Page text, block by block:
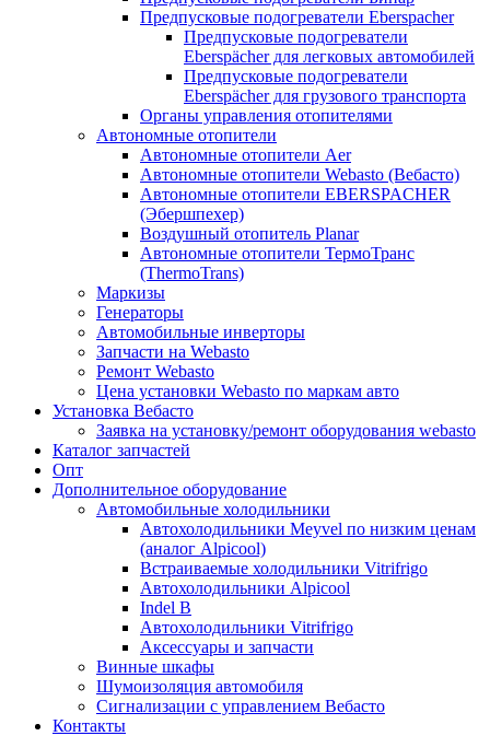
Предпусковые подогреватели Eberspacher
Предпусковые подогреватели
Eberspächer для легковых автомобилей
Предпусковые подогреватели
Eberspächer для грузового транспорта
Органы управления отопителями
Автономные отопители
Автономные отопители Аer
Автономные отопители Webasto (Вебасто)
Автономные отопители EBERSPACHER
(Эбершпехер)
Воздушный отопитель Planar
Автономные отопители ТермоТранс
(ThermoTrans)
Маркизы
Генераторы
Автомобильные инверторы
Запчасти на Webasto
Ремонт Webasto
Цена установки Webasto по маркам авто
Установка Вебасто
Заявка на установку/ремонт оборудования webasto
Каталог запчастей
Опт
Дополнительное оборудование
Автомобильные холодильники
Автохолодильники Meyvel по низким ценам
(аналог Alpicool)
Встраиваемые холодильники Vitrifrigo
Автохолодильники Alpicool
Indel B
Автохолодильники Vitrifrigo
Аксессуары и запчасти
Винные шкафы
Шумоизоляция автомобиля
Сигнализации с управлением Вебасто
Контакты